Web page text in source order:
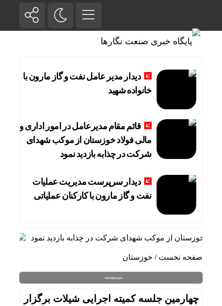
دیدار مدیر عامل نفت و گاز مارون با
خانواده شهید
قائم مقام مدیرعامل در امور اداری و
مالی فولاد خوزستان از موکب شهدای
شرکت در چذابه بازدید نمود
دیدار سرپرست مدیریت عملیات
نفت و گاز مارون با کارکنان عملیاتی
خوزستان از موکب شهدای شرکت در چذابه بازدید نمود
صفحه نخست / خوزستان
چهارمین جلسه کمیته اجرایی شیلات برگزار